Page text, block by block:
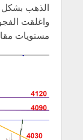
الذهب بشكل
واغلقت
مستويات